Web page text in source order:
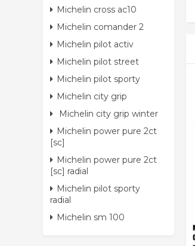
Michelin cross ac10
Michelin comander 2
Michelin pilot activ
Michelin pilot street
Michelin pilot sporty
Michelin city grip
Michelin city grip winter
Michelin power pure 2ct
[sc]
Michelin power pure 2ct
[sc] radial
Michelin pilot sporty
radial
Michelin sm 100